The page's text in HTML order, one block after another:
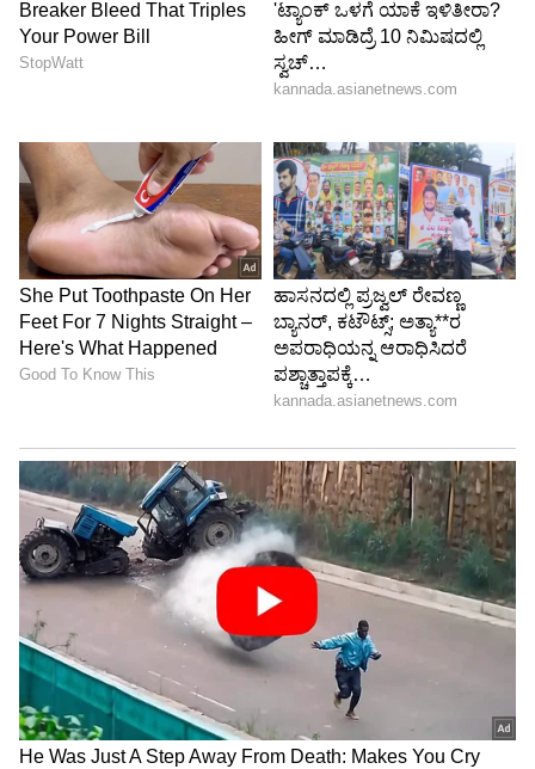
ಚಿನ್ನದ ಬೆಲೆಯಲ್ಲಿ ಕಳೆದ ಕೆಲವು ದಿನಗಳಿಂದ ನಿರಂತರವಾಗಿ
ಇಳಿಕೆಯಾಗಿದ್ದರೂ ಬೆಳ್ಳಿ ಬೆಲೆಯು ಸ್ಥಿರವಾಗಿದ್ದು, ಯಾವುದೇ
ಏರಿಳಿತಗಳಾಗಿಲ್ಲ. ಇದೀಗ ಒಂದು ಕೆಜಿ ಬೆಳ್ಳಿ ಬೆಲೆಯು ಜುಲೈ
08ರಂದು 2,45,000 ರುಪಾಯಿಗಳಾಗಿದೆ. ಕಳೆದ ಮೂರು
ದಿನಗಳಿಂದಲೂ ಬೆಳ್ಳಿ ಬೆಲೆಯಲ್ಲಿ ಯಾವುದೇ ವ್ಯತ್ಯಾಸವಾಗಿಲ್ಲ.